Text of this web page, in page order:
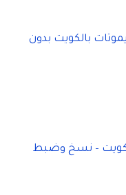
بالكويت بدون
– نسخ وضبط